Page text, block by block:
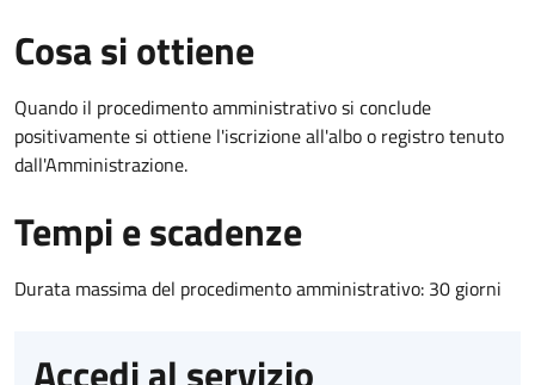
Cosa si ottiene
Quando il procedimento amministrativo si conclude
positivamente si ottiene l'iscrizione all'albo o registro tenuto
dall'Amministrazione.
Tempi e scadenze
Durata massima del procedimento amministrativo: 30 giorni